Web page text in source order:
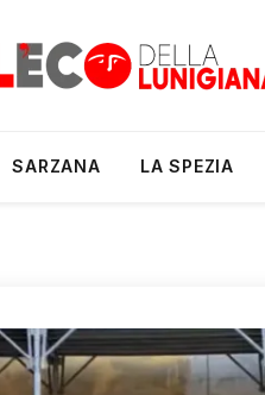
SARZANA LA SPEZIA